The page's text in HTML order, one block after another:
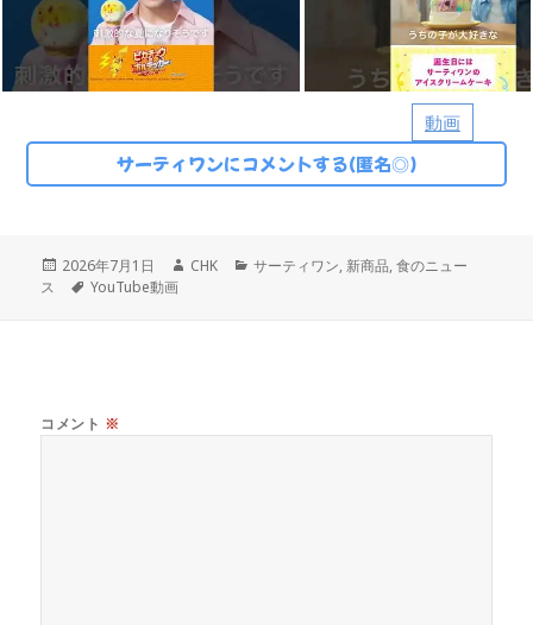
動画
サーティワンにコメントする(匿名◎)
投
稿
2026年7月1日
作
CHK
カ
サーティワン, 新商品,食のニュー
ス
タ
YouTube動画
コメント ※